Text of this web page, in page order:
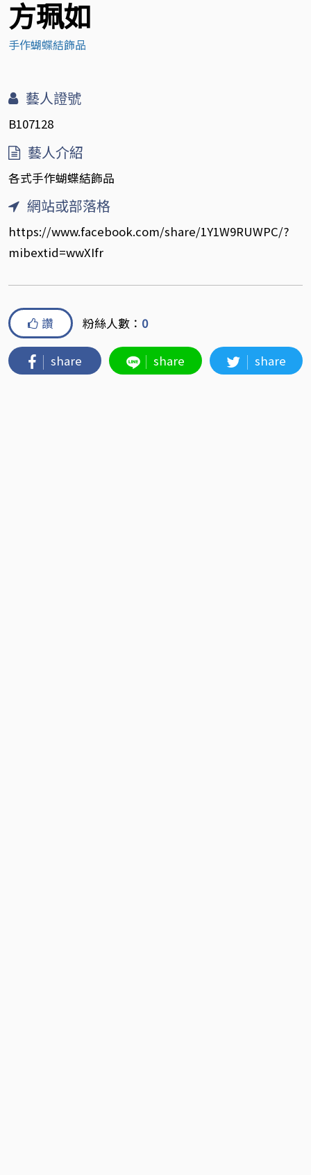
方珮如
手作蝴蝶結飾品
藝人證號
B107128
藝人介紹
各式手作蝴蝶結飾品
網站或部落格
https://www.facebook.com/share/1Y1W9RUWPC/?
mibextid=wwXIfr
讚 粉絲人數： 0
share share share